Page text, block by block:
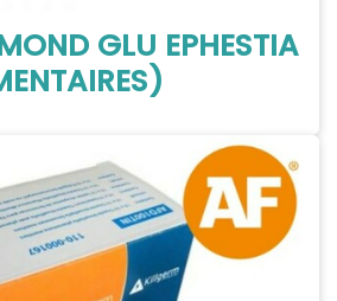
GLU EPHESTIA